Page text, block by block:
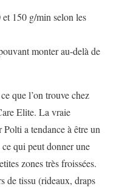
150 g/min selon les
monter au-delà de
que l’on trouve chez
Elite. La vraie
Polti a tendance à être un
qui peut donner une
zones très froissées.
de tissu (rideaux, draps